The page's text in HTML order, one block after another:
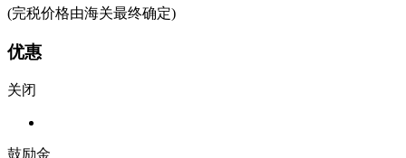
(完税价格由海关最终确定)
优惠
关闭
鼓励金